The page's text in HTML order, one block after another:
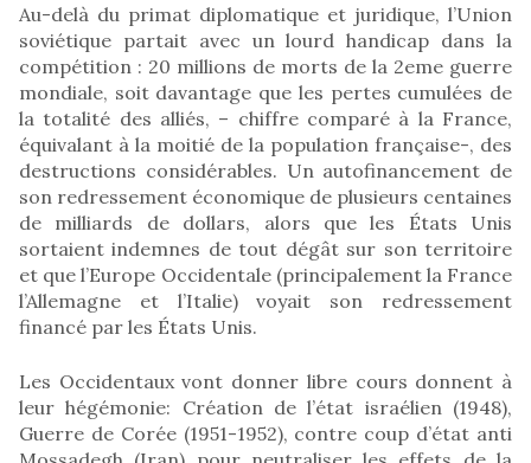
Au-delà du primat diplomatique et juridique, l’Union
soviétique partait avec un lourd handicap dans la
compétition : 20 millions de morts de la 2eme guerre
mondiale, soit davantage que les pertes cumulées de
la totalité des alliés, – chiffre comparé à la France,
équivalant à la moitié de la population française-, des
destructions considérables. Un autofinancement de
son redressement économique de plusieurs centaines
de milliards de dollars, alors que les États Unis
sortaient indemnes de tout dégât sur son territoire
et que l’Europe Occidentale (principalement la France
l’Allemagne et l’Italie) voyait son redressement
financé par les États Unis.
Les Occidentaux vont donner libre cours donnent à
leur hégémonie: Création de l’état israélien (1948),
Guerre de Corée (1951-1952), contre coup d’état anti